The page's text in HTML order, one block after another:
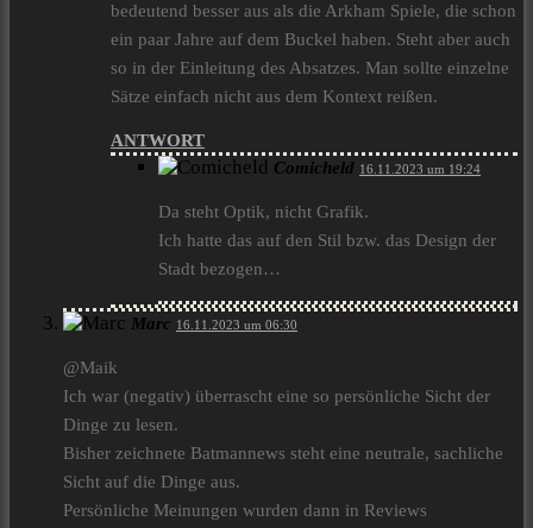
bedeutend besser aus als die Arkham Spiele, die schon
ein paar Jahre auf dem Buckel haben. Steht aber auch
so in der Einleitung des Absatzes. Man sollte einzelne
Sätze einfach nicht aus dem Kontext reißen.
ANTWORT
Comicheld 16.11.2023 um 19:24
Da steht Optik, nicht Grafik.
Ich hatte das auf den Stil bzw. das Design der
Stadt bezogen…
Marc 16.11.2023 um 06:30
@Maik
Ich war (negativ) überrascht eine so persönliche Sicht der
Dinge zu lesen.
Bisher zeichnete Batmannews steht eine neutrale, sachliche
Sicht auf die Dinge aus.
Persönliche Meinungen wurden dann in Reviews